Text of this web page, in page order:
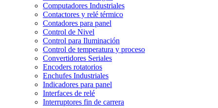
Computadores Industriales
Contactores y relé térmico
Contadores para panel
Control de Nivel
Control para Iluminación
Control de temperatura y proceso
Convertidores Seriales
Encoders rotatorios
Enchufes Industriales
Indicadores para panel
Interfaces de relé
Interruptores fin de carrera